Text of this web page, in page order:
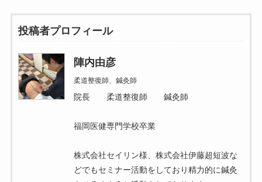
投稿者プロフィール
陣内由彦
柔道整復師、鍼灸師
院長 柔道整復師 鍼灸師
福岡医健専門学校卒業
株式会社セイリン様、株式会社伊藤超短波な
どでもセミナー活動をしており精力的に鍼灸